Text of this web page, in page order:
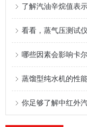
了解汽油辛烷值表
看看，蒸气压测试
哪些因素会影响卡
蒸馏型纯水机的性
你足够了解中红外